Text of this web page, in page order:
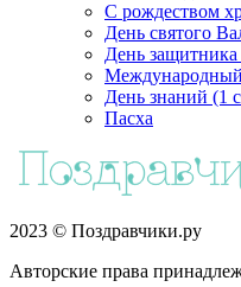
С рождеством
День святого
День защитника
День знаний (1
Пасха
2023 © Поздравчики.ру
Авторские права